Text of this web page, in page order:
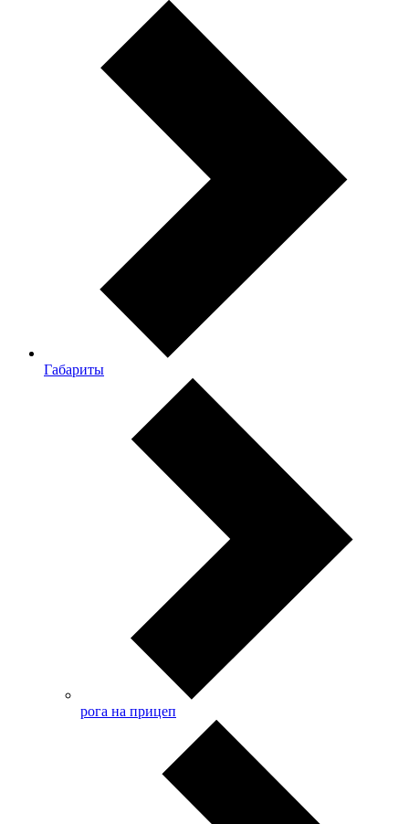
Габариты
рога на прицеп